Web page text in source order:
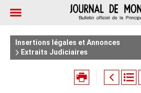
Insertions légales et Annonces
Extraits Judiciaires